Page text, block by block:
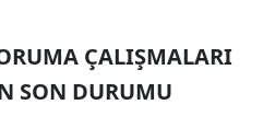
ÇALIŞMALARI
SON DURUMU